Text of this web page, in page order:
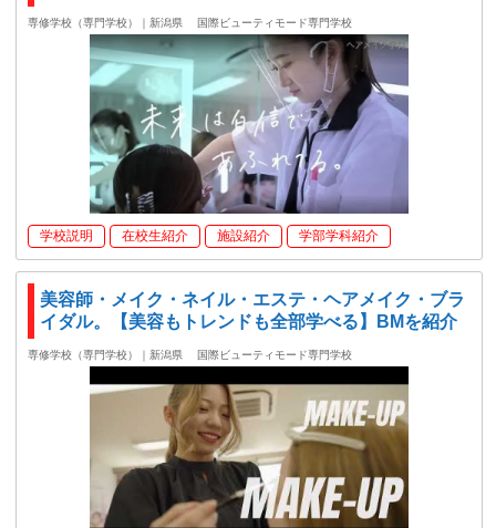
専修学校（専門学校）｜新潟県 国際ビューティモード専門学校
学校説明 在校生紹介 施設紹介 学部学科紹介
美容師・メイク・ネイル・エステ・ヘアメイク・ブラ
イダル。【美容もトレンドも全部学べる】BMを紹介
専修学校（専門学校）｜新潟県 国際ビューティモード専門学校